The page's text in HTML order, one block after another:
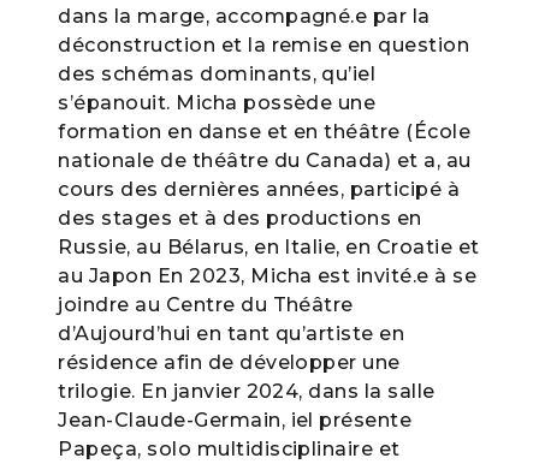
dans la marge, accompagné.e par la
déconstruction et la remise en question
des schémas dominants, qu’iel
s’épanouit. Micha possède une
formation en danse et en théâtre (École
nationale de théâtre du Canada) et a, au
cours des dernières années, participé à
des stages et à des productions en
Russie, au Bélarus, en Italie, en Croatie et
au Japon En 2023, Micha est invité.e à se
joindre au Centre du Théâtre
d’Aujourd’hui en tant qu’artiste en
résidence afin de développer une
trilogie. En janvier 2024, dans la salle
Jean-Claude-Germain, iel présente
Papeça, solo multidisciplinaire et